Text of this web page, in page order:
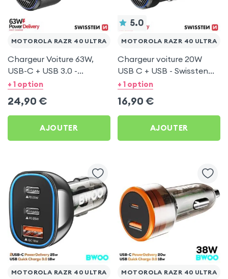
MOTOROLA RAZR 40 ULTRA
Chargeur Voiture 63W,
USB-C + USB 3.0 -
Swissten pour Motorola
+ 1 option
24,90 €
AJOUTER
5.0
MOTOROLA RAZR 40 ULTRA
Chargeur voiture 20W
USB C + USB - Swissten
pour Motorola Razr 40
+ 1 option
16,90 €
AJOUTER
MOTOROLA RAZR 40 ULTRA MOTOROLA RAZR 40 ULTRA